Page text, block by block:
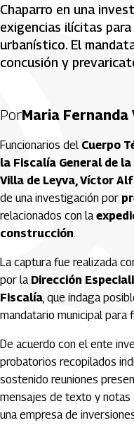
Chaparro en una
exigencias ilícitas
urbanístico. El
concusión y
PorMaria Fernanda
Funcionarios del Cuerpo
la Fiscalía General de la
Villa de Leyva, Víctor
de una investigación por
relacionados con la
construcción.
La captura fue realizada
por la Dirección
Fiscalía, que indaga
mandatario municipal para
De acuerdo con el ente
probatorios recopilados
sostenido reuniones
mensajes de texto y
una empresa de